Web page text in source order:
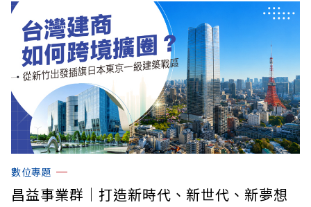
數位專題
昌益事業群｜打造新時代、新世代、新夢想